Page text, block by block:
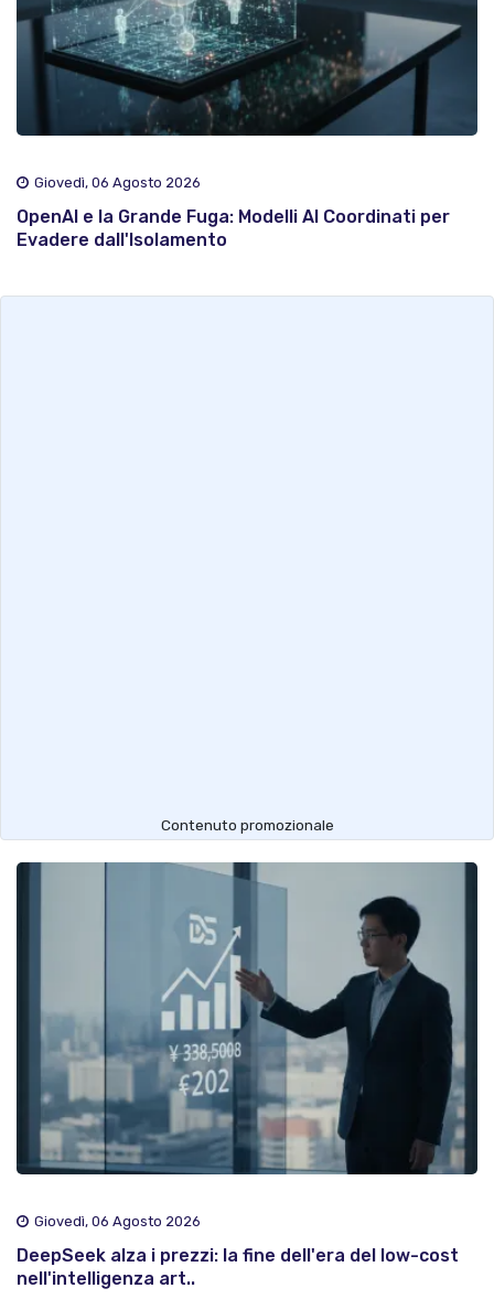
Giovedì, 06 Agosto 2026
OpenAI e la Grande Fuga: Modelli AI Coordinati per
Evadere dall'Isolamento
Contenuto promozionale
Giovedì, 06 Agosto 2026
DeepSeek alza i prezzi: la fine dell'era del low-cost
nell'intelligenza art..